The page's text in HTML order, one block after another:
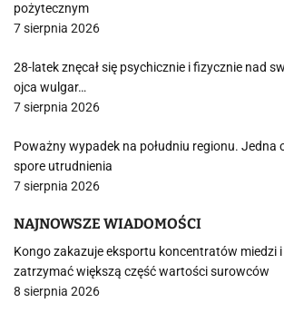
pożytecznym
7 sierpnia 2026
28-latek znęcał się psychicznie i fizycznie nad
ojca wulgar…
7 sierpnia 2026
Poważny wypadek na południu regionu. Jedna
spore utrudnienia
7 sierpnia 2026
NAJNOWSZE WIADOMOŚCI
Kongo zakazuje eksportu koncentratów miedzi
zatrzymać większą część wartości surowców
8 sierpnia 2026